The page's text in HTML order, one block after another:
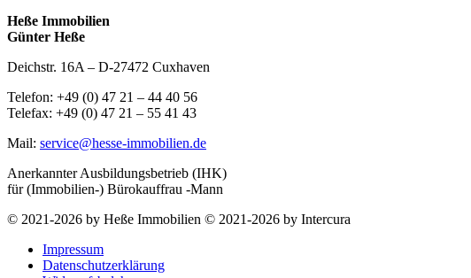
Heße Immobilien
Günter Heße
Deichstr. 16A – D-27472 Cuxhaven
Telefon: +49 (0) 47 21 – 44 40 56
Telefax: +49 (0) 47 21 – 55 41 43
Mail: service@hesse-immobilien.de
Anerkannter Ausbildungsbetrieb (IHK)
für (Immobilien-) Bürokauffrau -Mann
© 2021-2026 by Heße Immobilien © 2021-2026 by Intercura
Impressum
Datenschutzerklärung